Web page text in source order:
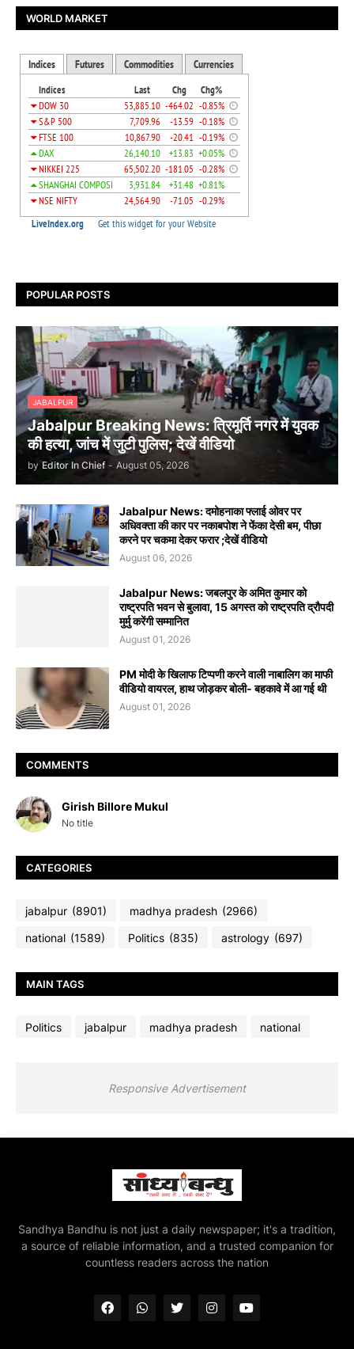
WORLD MARKET
POPULAR POSTS
JABALPUR
Jabalpur Breaking News: त्रिमूर्ति नगर में युवक
की हत्या, जांच में जुटी पुलिस; देखें वीडियो
by Editor In Chief - August 05, 2026
Jabalpur News: दमोहनाका फ्लाई ओवर पर
अधिवक्ता की कार पर नकाबपोश ने फेंका देसी बम, पीछा
करने पर चकमा देकर फरार ;देखें वीडियो
August 06, 2026
Jabalpur News: जबलपुर के अमित कुमार को
राष्ट्रपति भवन से बुलावा, 15 अगस्त को राष्ट्रपति द्रौपदी
मुर्मु करेंगी सम्मानित
August 01, 2026
PM मोदी के खिलाफ टिप्पणी करने वाली नाबालिग का माफी
वीडियो वायरल, हाथ जोड़कर बोली- बहकावे में आ गई थी
August 01, 2026
COMMENTS
Girish Billore Mukul
No title
CATEGORIES
jabalpur (8901) madhya pradesh (2966)
national (1589) Politics (835) astrology (697)
MAIN TAGS
Politics jabalpur madhya pradesh national
Responsive Advertisement
Sandhya Bandhu is not just a daily newspaper; it's a tradition,
a source of reliable information, and a trusted companion for
countless readers across the nation